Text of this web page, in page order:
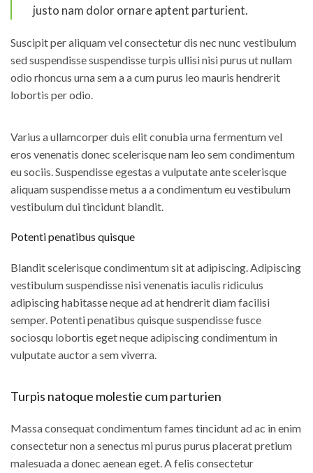
justo nam dolor ornare aptent parturient.
Suscipit per aliquam vel consectetur dis nec nunc vestibulum
sed suspendisse suspendisse turpis ullisi nisi purus ut nullam
odio rhoncus urna sem a a cum purus leo mauris hendrerit
lobortis per odio.
Varius a ullamcorper duis elit conubia urna fermentum vel
eros venenatis donec scelerisque nam leo sem condimentum
eu sociis. Suspendisse egestas a vulputate ante scelerisque
aliquam suspendisse metus a a condimentum eu vestibulum
vestibulum dui tincidunt blandit.
Potenti penatibus quisque
Blandit scelerisque condimentum sit at adipiscing. Adipiscing
vestibulum suspendisse nisi venenatis iaculis ridiculus
adipiscing habitasse neque ad at hendrerit diam facilisi
semper. Potenti penatibus quisque suspendisse fusce
sociosqu lobortis eget neque adipiscing condimentum in
vulputate auctor a sem viverra.
Turpis natoque molestie cum parturien
Massa consequat condimentum fames tincidunt ad ac in enim
consectetur non a senectus mi purus purus placerat pretium
malesuada a donec aenean eget. A felis consectetur